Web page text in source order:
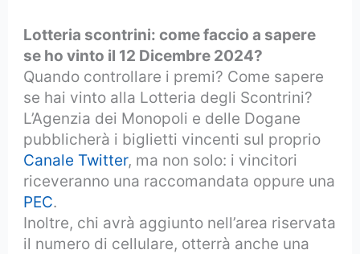
Lotteria scontrini: come faccio a sapere
se ho vinto il 12 Dicembre 2024?
Quando controllare i premi? Come sapere
se hai vinto alla Lotteria degli Scontrini?
L’Agenzia dei Monopoli e delle Dogane
pubblicherà i biglietti vincenti sul proprio
Canale Twitter, ma non solo: i vincitori
riceveranno una raccomandata oppure una
PEC.
Inoltre, chi avrà aggiunto nell’area riservata
il numero di cellulare, otterrà anche una